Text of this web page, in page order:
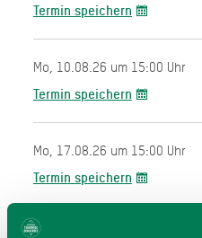
Termin speichern
Mo, 10.08.26 um 15:00 Uhr
Termin speichern
Mo, 17.08.26 um 15:00 Uhr
Termin speichern
Mo, 24.08.26 um 15:00 Uhr